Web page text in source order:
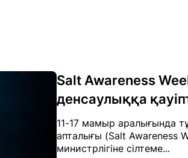
Salt Awareness
денсаулыққа
11-17 мамыр аралығында
апталығы (Salt Awareness
министрлігіне сілтеме...